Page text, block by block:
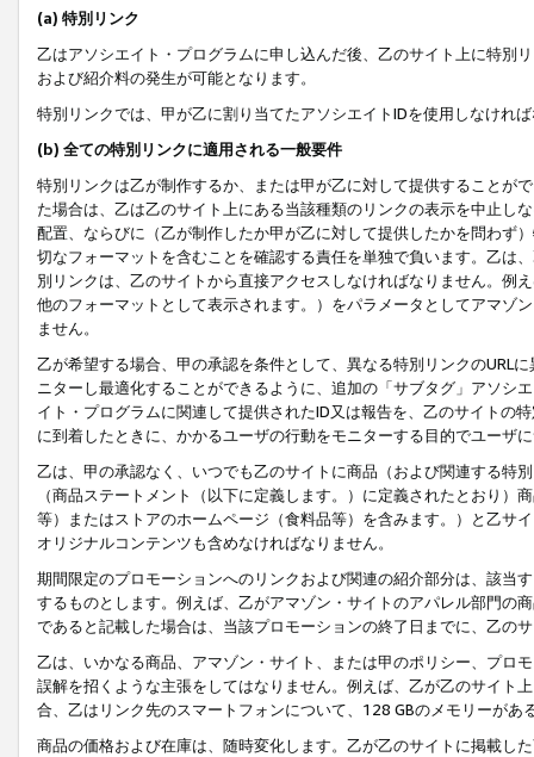
(a) 特別リンク
乙はアソシエイト・プログラムに申し込んだ後、乙のサイト上に特別
および紹介料の発生が可能となります。
特別リンクでは、甲が乙に割り当てたアソシエイトIDを使用しなけれ
(b) 全ての特別リンクに適用される一般要件
特別リンクは乙が制作するか、または甲が乙に対して提供することが
た場合は、乙は乙のサイト上にある当該種類のリンクの表示を中止し
配置、ならびに（乙が制作したか甲が乙に対して提供したかを問わず
切なフォーマットを含むことを確認する責任を単独で負います。乙は
別リンクは、乙のサイトから直接アクセスしなければなりません。例
他のフォーマットとして表示されます。）をパラメータとしてアマゾ
ません。
乙が希望する場合、甲の承認を条件として、異なる特別リンクのURL
ニターし最適化することができるように、追加の「サブタグ」アソシ
イト・プログラムに関連して提供されたID又は報告を、乙のサイトの
に到着したときに、かかるユーザの行動をモニターする目的でユーザ
乙は、甲の承認なく、いつでも乙のサイトに商品（および関連する特
（商品ステートメント（以下に定義します。）に定義されたとおり
等）またはストアのホームページ（食料品等）を含みます。）と乙サ
オリジナルコンテンツも含めなければなりません。
期間限定のプロモーションへのリンクおよび関連の紹介部分は、該当
するものとします。例えば、乙がアマゾン・サイトのアパレル部門の
であると記載した場合は、当該プロモーションの終了日までに、乙の
乙は、いかなる商品、アマゾン・サイト、または甲のポリシー、プロ
誤解を招くような主張をしてはなりません。例えば、乙が乙のサイト
合、乙はリンク先のスマートフォンについて、128 GBのメモリーがあ
商品の価格および在庫は、随時変化します。乙が乙のサイトに掲載し